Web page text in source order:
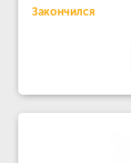
Закончился